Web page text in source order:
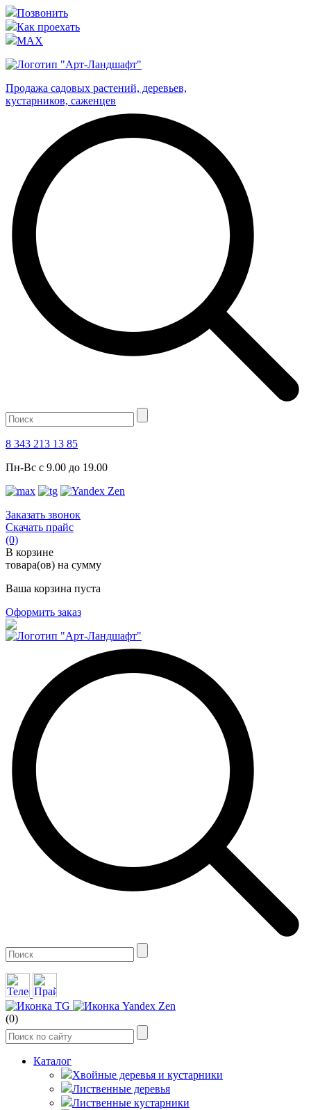
Позвонить
Как проехать
MAX
Продажа садовых растений, деревьев,
кустарников, саженцев
8 343 213 13 85
Пн-Вс с 9.00 до 19.00
Заказать звонок
Скачать прайс
(0)
В корзине
товара(ов) на сумму
Ваша корзина пуста
Оформить заказ
(0)
Каталог
Хвойные деревья и кустарники
Лиственные деревья
Лиственные кустарники